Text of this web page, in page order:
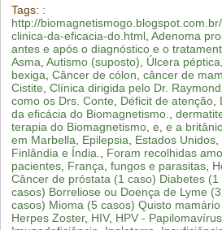
Tags: :
http://
clinica-da-eficacia-do.html, Adenoma
antes e após o diagnóstico e o
Asma, Autismo (suposto), Úlcera péptica,
bexiga, Câncer de cólon, câncer de
Cistite, Clínica dirigida pelo Dr.
como os Drs. Conte, Déficit de atenção,
da eficácia do Biomagnetismo.,
terapia do Biomagnetismo, e, e a
em Marbella, Epilepsia, Estados Unidos,
Finlândia e Índia., Foram recolhidas
pacientes, França, fungos e parasitas,
Câncer de próstata (1 caso) Diabetes
casos) Borreliose ou Doença de Lyme
casos) Mioma (5 casos) Quisto
Herpes Zoster, HIV, HPV -